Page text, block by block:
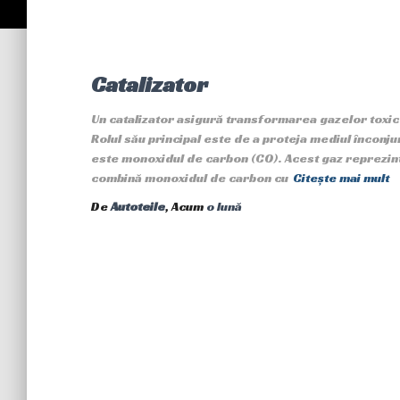
Catalizator
Un catalizator asigură transformarea gazelor
Rolul său principal este de a proteja mediul
este monoxidul de carbon (CO). Acest gaz
combină monoxidul de carbon cu Citește mai mult
DeAutoteile, Acum o lună